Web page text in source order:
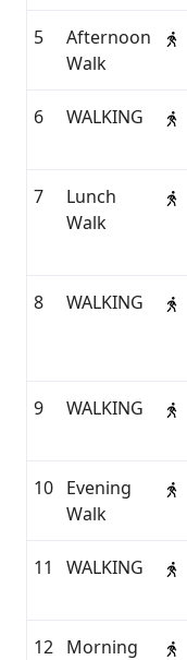
5
Afternoon
Walk
6 WALKING
7
Lunch
Walk
8 WALKING
9 WALKING
10 Evening
Walk
11 WALKING
12 Morning